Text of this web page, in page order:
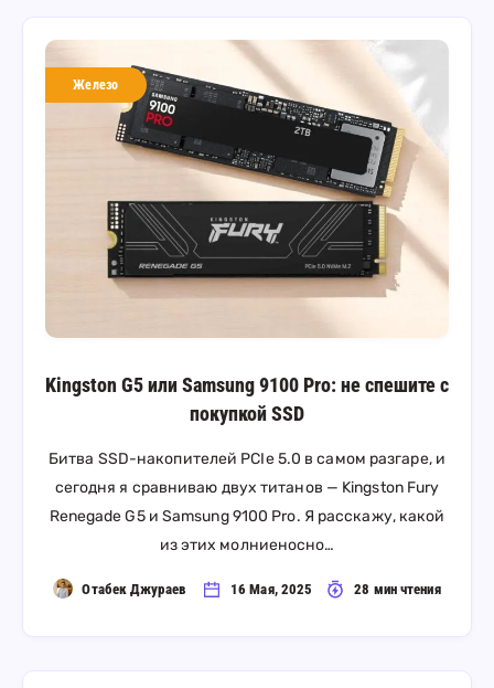
Железо
Kingston G5 или Samsung 9100 Pro: не спешите с
покупкой SSD
Битва SSD-накопителей PCIe 5.0 в самом разгаре, и
сегодня я сравниваю двух титанов — Kingston Fury
Renegade G5 и Samsung 9100 Pro. Я расскажу, какой
из этих молниеносно…
Отабек Джураев 16 Мая, 2025 28 мин чтения